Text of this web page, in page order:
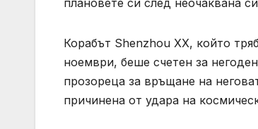
плановете си след неочаквана
Корабът Shenzhou XX, който
ноември, беше счетен за
прозореца за връщане на
причинена от удара на